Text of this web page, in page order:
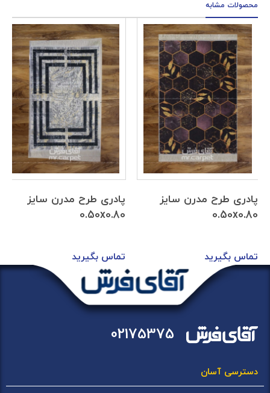
محصولات مشابه
پادری طرح مدرن سایز
0.50x0.80
تماس بگیرید
پادری طرح مدرن سایز
0.50x0.80
تماس بگیرید
02175375
دسترسی آسان